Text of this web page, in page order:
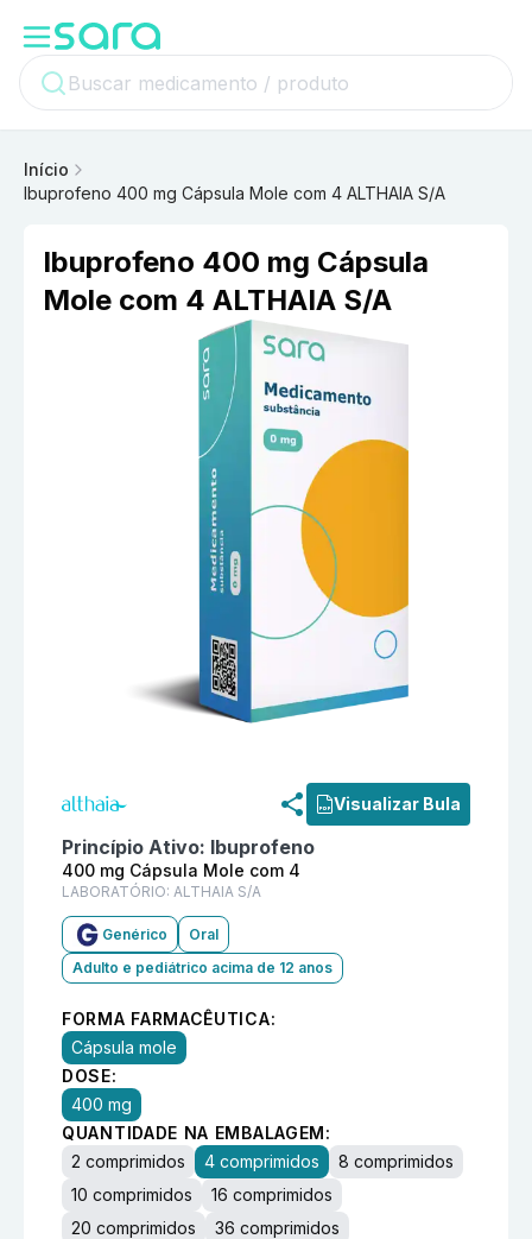
Início
Ibuprofeno 400 mg Cápsula Mole com 4 ALTHAIA S/A
Ibuprofeno 400 mg Cápsula
Mole com 4 ALTHAIA S/A
Visualizar Bula
Princípio Ativo: Ibuprofeno
400 mg Cápsula Mole com 4
LABORATÓRIO: ALTHAIA S/A
Genérico
Oral
Adulto e pediátrico acima de 12 anos
FORMA FARMACÊUTICA:
Cápsula mole
DOSE:
400 mg
QUANTIDADE NA EMBALAGEM:
2 comprimidos
4 comprimidos
8 comprimidos
10 comprimidos
16 comprimidos
20 comprimidos
36 comprimidos